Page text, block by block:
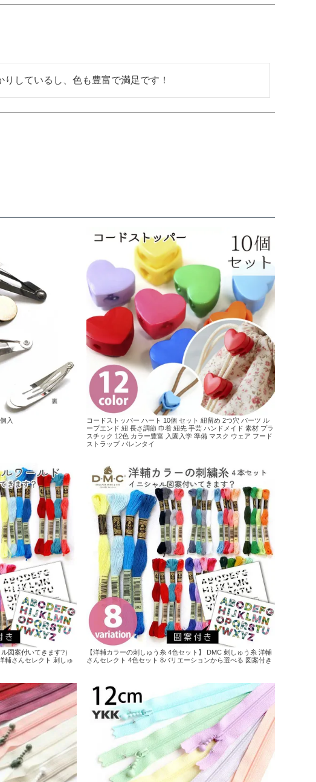
しているし、色も豊富で満足です！
入
コードストッパー ハート 10個 セット 紐留め 2つ穴 パーツ ル
ープエンド 紐 長さ調節 巾着 紐先 手芸 ハンドメイド 素材 プラ
スチック 12色 カラー豊富 入園入学 準備 マスク ウェア フード
ストラップ バレンタイ
図案付いてきます?）
輔さんセレクト 刺しゅ
【洋輔カラーの刺しゅう糸 4色セット】 DMC 刺しゅう糸 洋輔
さんセレクト 4色セット 8バリエーションから選べる 図案付き